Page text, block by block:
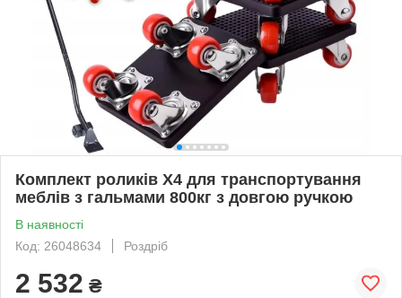
Комплект роликів X4 для транспортування
меблів з гальмами 800кг з довгою ручкою
В наявності
Код: 26048634
Роздріб
2 532 ₴